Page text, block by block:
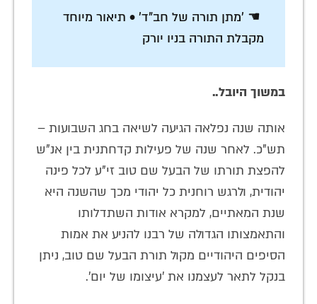
☚ 'מתן תורה של חב"ד' • תיאור מיוחד
מקבלת התורה בניו יורק
במשוך היובל..
אותה שנה נפלאה הגיעה לשיאה בחג השבועות –
תש"כ. לאחר שנה של פעילות קדחתנית בין אנ"ש
להפצת תורתו של הבעל שם טוב זי"ע לכל פינה
יהודית, ולרגש רוחנית כל יהודי מכך שהשנה היא
שנת המאתיים, למקרא אודות השתדלותו
והתאמצותו הגדולה של רבנו להניע את אמות
הסיפים היהודיים מקול תורת הבעל שם טוב, ניתן
בנקל לתאר לעצמנו את 'עיצומו של יום'.